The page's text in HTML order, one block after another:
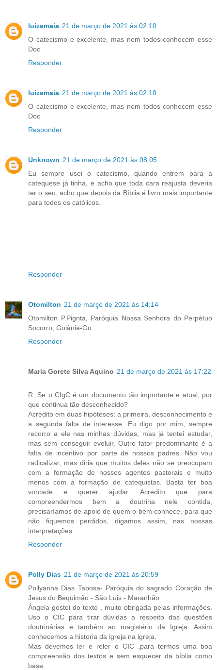
luizamaia 21 de março de 2021 às 02:10
O catecismo e excelente, mas nem todos conhecem esse
Doc
Responder
luizamaia 21 de março de 2021 às 02:10
O catecismo e excelente, mas nem todos conhecem esse
Doc
Responder
Unknown 21 de março de 2021 às 08:05
Eu sempre usei o catecismo, quando entrem para a
catequese já tinha, e acho que toda cara reajusta deveria
ter o seu, acho que depois da Bíblia é livro mais importante
para todos os católicos.
Responder
Otomilton 21 de março de 2021 às 14:14
Otomilton P.Pignta, Paróquia Nossa Senhora do Perpétuo
Socorro, Goiânia-Go.
Responder
Maria Gorete Silva Aquino 21 de março de 2021 às 17:22
R: Se o CIgC é um documento tão importante e atual, por
que continua tão desconhecido?
Acredito em duas hipóteses: a primeira, desconhecimento e
a segunda falta de interesse. Eu digo por mim, sempre
recorro a ele nas minhas dúvidas, mas já tentei estudar,
mas sem conseguir evoluir. Outro fator predominante é a
falta de incentivo por parte de nossos padres. Não vou
radicalizar, mas diria que muitos deles não se preocupam
com a formação de nossos agentes pastorais e muito
menos com a formação de catequistas. Basta ter boa
vontade e querer ajudar. Acredito que para
compreendermos bem a doutrina nele contida,
precisaríamos de apoio de quem o bem conhece, para que
não fiquemos perdidos, digamos assim, nas nossas
interpretações
Responder
Polly Dias 21 de março de 2021 às 20:59
Pollyanna Dias Tabosa- Paróquia do sagrado Coração de
Jesus do Bequimão - São Luis - Maranhão
Ângela gostei do texto , muito obrigada pelas informações.
Uso o CIC para tirar dúvidas a respeito das questões
doutrinárias e também ao magistério da Igreja. Assim
conhecemos a historia da igreja na igreja.
Mas devemos ler e reler o CIC ,para termos uma boa
compreensão dos textos e sem esquecer da bíblia como
base.